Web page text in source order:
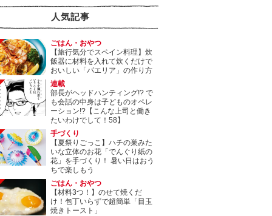
人気記事
ごはん・おやつ
【旅行気分でスペイン料理】炊
飯器に材料を入れて炊くだけで
おいしい「パエリア」の作り方
連載
部長がヘッドハンティング!? で
も会話の中身は子どものオペレ
ーション!?【こんな上司と働き
たいわけでして！58】
手づくり
【夏祭りごっこ】ハチの巣みた
いな立体のお花「でんぐり紙の
花」を手づくり！ 暑い日はおう
ちで楽しもう
ごはん・おやつ
【材料3つ！】のせて焼くだ
け！包丁いらずで超簡単「目玉
焼きトースト」